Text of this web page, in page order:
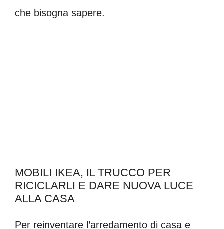
che bisogna sapere.
MOBILI IKEA, IL TRUCCO PER
RICICLARLI E DARE NUOVA LUCE
ALLA CASA
Per reinventare l’arredamento di casa e